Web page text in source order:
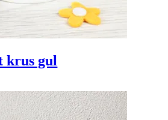
krus gul